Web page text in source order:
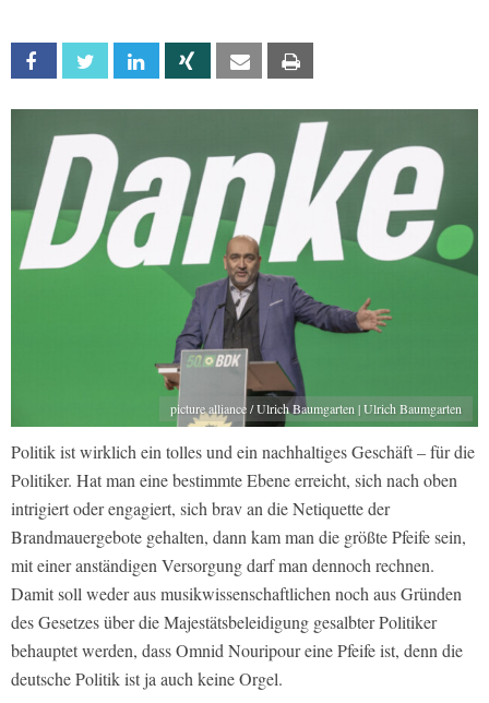
Facebook Twitter Linkedin Xing Email
picture alliance / Ulrich Baumgarten | Ulrich Baumgarten
Politik ist wirklich ein tolles und ein nachhaltiges Geschäft – für die
Politiker. Hat man eine bestimmte Ebene erreicht, sich nach oben
intrigiert oder engagiert, sich brav an die Netiquette der
Brandmauergebote gehalten, dann kam man die größte Pfeife sein,
mit einer anständigen Versorgung darf man dennoch rechnen.
Damit soll weder aus musikwissenschaftlichen noch aus Gründen
des Gesetzes über die Majestätsbeleidigung gesalbter Politiker
behauptet werden, dass Omnid Nouripour eine Pfeife ist, denn die
deutsche Politik ist ja auch keine Orgel.